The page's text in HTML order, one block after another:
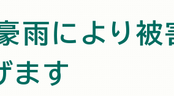
により被
ます